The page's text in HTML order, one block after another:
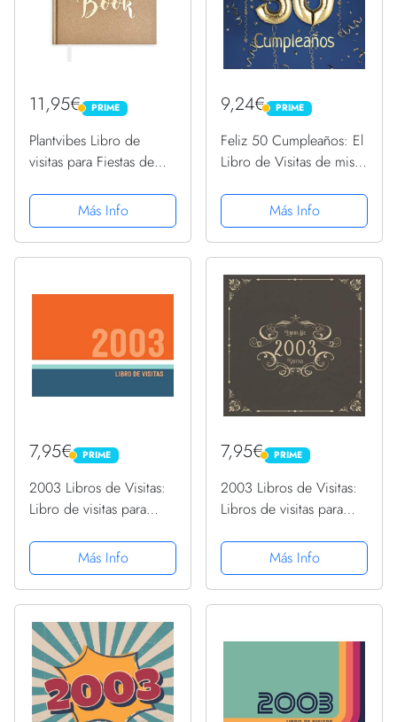
11,95€ PRIME
PRIME
Plantvibes Libro de
visitas para Fiestas de
cumpleaños, 72 páginas,
Tapa Dura, Papel, Libro
de Invitados Estilo
visitantes...
Más Info
9,24€ PRIME
PRIME
Feliz 50 Cumpleaños: El
Libro de Visitas de mis
Cumpleaños - 21x21cm -
100 Páginas para
Felicitaciones, Saludos,
Más Info
7,95€ PRIME
PRIME
2003 Libros de Visitas:
Libro de visitas para
de estilo retro para que
la familia y los amigos
inserten saludos y
Más Info
7,95€ PRIME
PRIME
2003 Libros de Visitas:
Libros de visitas para
de estilo vintage para
que la familia y los
amigos inserten saludos
Más Info